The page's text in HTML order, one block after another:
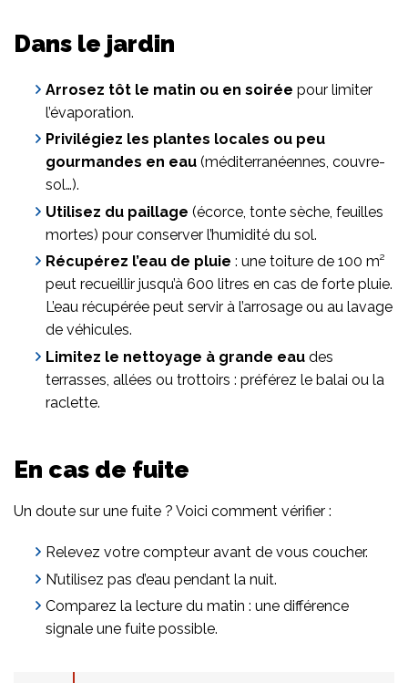
Dans le jardin
Arrosez tôt le matin ou en soirée pour limiter
l’évaporation.
Privilégiez les plantes locales ou peu
gourmandes en eau (méditerranéennes, couvre-
sol…).
Utilisez du paillage (écorce, tonte sèche, feuilles
mortes) pour conserver l’humidité du sol.
Récupérez l’eau de pluie : une toiture de 100 m²
peut recueillir jusqu’à 600 litres en cas de forte pluie.
L’eau récupérée peut servir à l’arrosage ou au lavage
de véhicules.
Limitez le nettoyage à grande eau des
terrasses, allées ou trottoirs : préférez le balai ou la
raclette.
En cas de fuite
Un doute sur une fuite ? Voici comment vérifier :
Relevez votre compteur avant de vous coucher.
N’utilisez pas d’eau pendant la nuit.
Comparez la lecture du matin : une différence
signale une fuite possible.